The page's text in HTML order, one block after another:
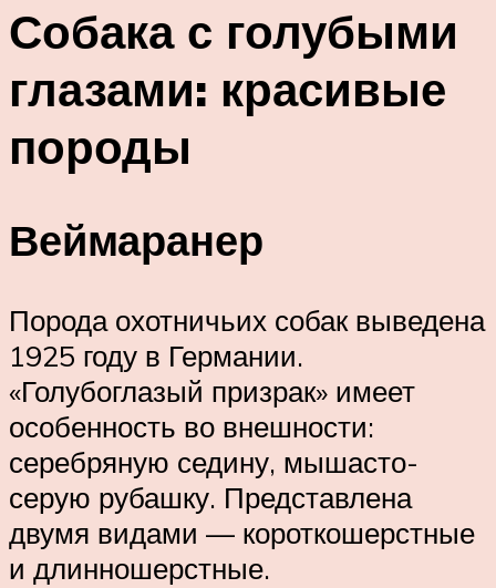
Собака с голубыми
глазами: красивые
породы
Веймаранер
Порода охотничьих собак выведена
1925 году в Германии.
«Голубоглазый призрак» имеет
особенность во внешности:
серебряную седину, мышасто-
серую рубашку. Представлена
двумя видами — короткошерстные
и длинношерстные.